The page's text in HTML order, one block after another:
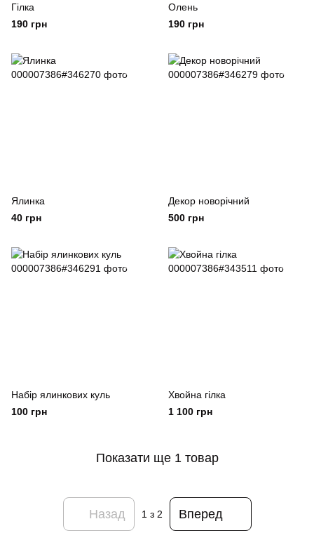
Гілка
190 грн
Олень
190 грн
Ялинка
40 грн
Декор новорічний
500 грн
Набір ялинкових куль
100 грн
Хвойна гілка
1 100 грн
Показати ще 1 товар
Назад 1 з 2 Вперед